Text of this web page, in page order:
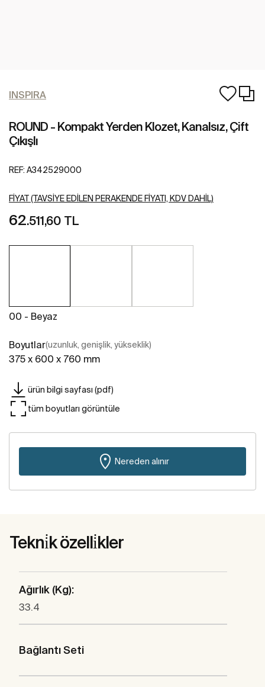
INSPIRA
ROUND - Kompakt Yerden Klozet, Kanalsız, Çift
Çıkışlı
REF: A342529000
FIYAT (TAVSIYE EDILEN PERAKENDE FIYATI, KDV DAHIL)
62.511,60 TL
00 - Beyaz
Boyutlar(uzunluk, genişlik, yükseklik)
375 x 600 x 760 mm
ürün bilgi sayfası (pdf)
tüm boyutları görüntüle
Nereden alınır
Tekni̇k özelli̇kler
Ağırlık (Kg):
33.4
Bağlantı Seti